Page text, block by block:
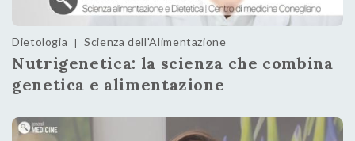
Dietologia | Scienza dell'Alimentazione
Nutrigenetica: la scienza che combina
genetica e alimentazione